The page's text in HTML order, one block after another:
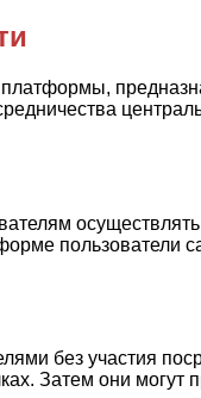
пользователи
без участия
Затем они могут